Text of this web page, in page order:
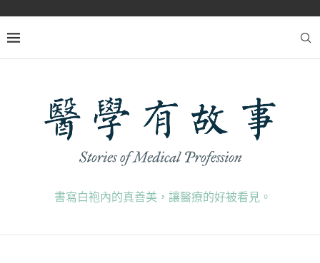
書寫白袍內的真善美，讓醫療的好被看見。